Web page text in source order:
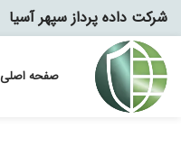
شرکت داده پرداز سپهر آسیا
صفحه اصلی